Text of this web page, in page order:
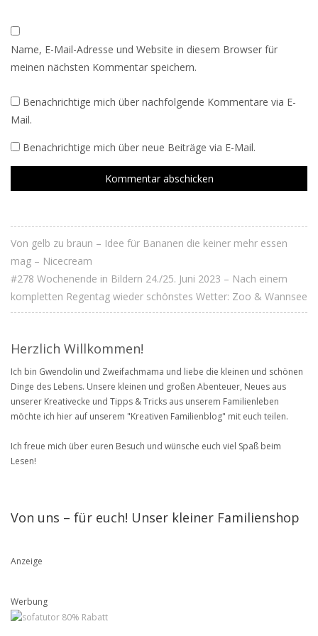
Name, E-Mail-Adresse und Website in diesem Browser für
meinen nächsten Kommentar speichern.
Benachrichtige mich über nachfolgende Kommentare via E-
Mail.
Benachrichtige mich über neue Beiträge via E-Mail.
Von gelb zu braun – Idee für Bananen die keiner mehr essen
mag – Nicecream
#278 Wochenende in Bildern 24./25. Juni 2023 – Nach einem
kompletten Regentag wieder schönstes Wetter: Zoo & Wannsee
Herzlich Willkommen!
Ich bin Gwendolin und Zweifachmama und liebe die kleinen und schönen
Dinge des Lebens. Unsere kleinen und großen Abenteuer, Neues aus
unserer Kreativecke und Tipps & Tricks aus unserem Familienleben
möchte ich hier auf unserem "Kreativen Familienblog" mit euch teilen.
Ich freue mich über euren Besuch und wünsche euch viel Spaß beim
Lesen!
Von uns – für euch! Unser kleiner Familienshop
Anzeige
Werbung